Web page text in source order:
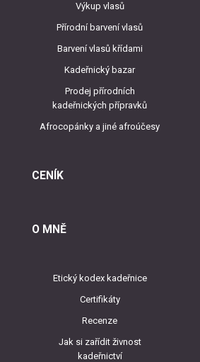
Výkup vlasů
Přírodní barvení vlasů
Barvení vlasů křídami
Kadeřnický bazar
Prodej přírodních
kadeřnických přípravků
Afrocopánky a jiné afroúčesy
CENÍK
O MNĚ
Etický kodex kadeřnice
Certifikáty
Recenze
Jak si zařídit živnost
kadeřnictví